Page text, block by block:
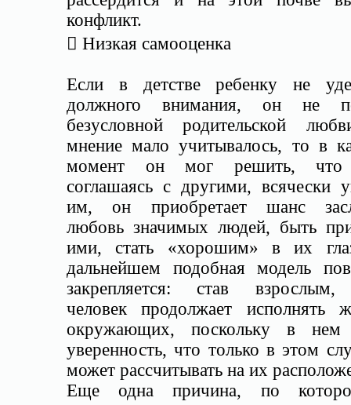
конфликт.
 Низкая самооценка
Если в детстве ребенку не
должного внимания, он не
безусловной родительской
мнение мало учитывалось, то в
момент он мог решить,
соглашаясь с другими, всячески
им, он приобретает шанс
любовь значимых людей, быть
ими, стать «хорошим» в их
дальнейшем подобная модель
закрепляется: став взрослым,
человек продолжает исполнять
окружающих, поскольку в нем
уверенность, что только в этом
может рассчитывать на их
Еще одна причина, по